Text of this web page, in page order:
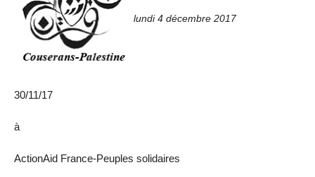
lundi 4 décembre 2017
30/11/17
à
ActionAid France-Peuples solidaires